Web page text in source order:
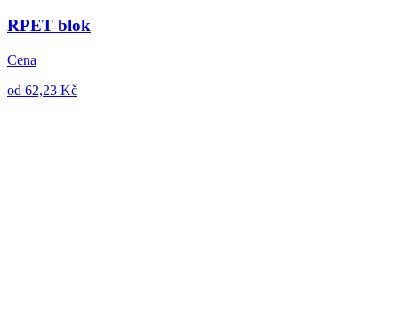
RPET blok
Cena
od 62,23 Kč